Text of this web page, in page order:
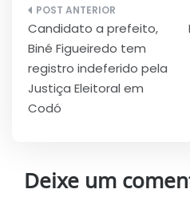
Navegação
de
Post
Candidato a prefeito,
Biné Figueiredo tem
registro indeferido pela
Justiça Eleitoral em
Codó
Deixe um